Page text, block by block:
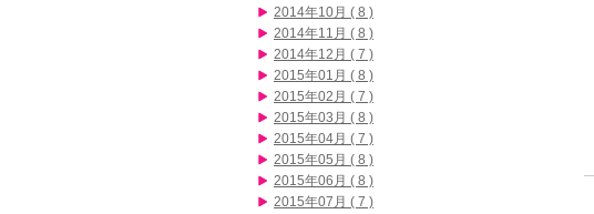
2014年10月 ( 8 )
2014年11月 ( 8 )
2014年12月 ( 7 )
2015年01月 ( 8 )
2015年02月 ( 7 )
2015年03月 ( 8 )
2015年04月 ( 7 )
2015年05月 ( 8 )
2015年06月 ( 8 )
2015年07月 ( 7 )